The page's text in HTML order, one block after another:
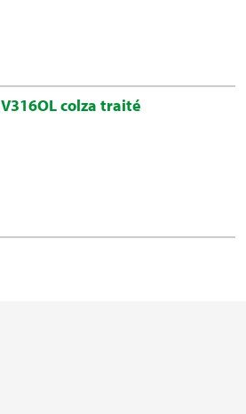
V316OL colza traité